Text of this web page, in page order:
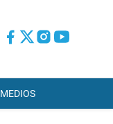
MEDIOS